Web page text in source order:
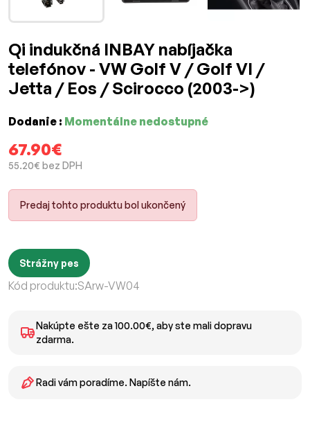
Qi indukčná INBAY nabíjačka
telefónov - VW Golf V / Golf VI /
Jetta / Eos / Scirocco (2003->)
Dodanie : Momentálne nedostupné
67.90€
55.20€ bez DPH
Predaj tohto produktu bol ukončený
Strážny pes
Kód produktu:SArw-VW04
Nakúpte ešte za 100.00€, aby ste mali dopravu
zdarma.
Radi vám poradíme. Napíšte nám.